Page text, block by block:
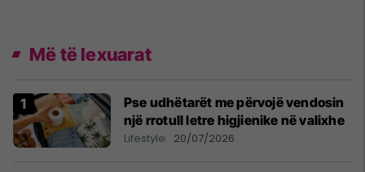
Më të lexuarat
Pse udhëtarët me përvojë vendosin
një rrotull letre higjienike në valixhe
Lifestyle 20/07/2026